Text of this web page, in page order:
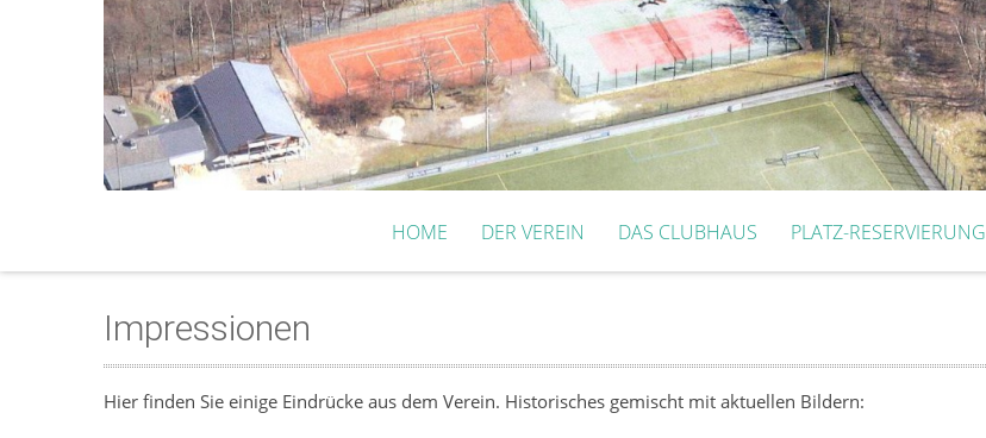
HOME DER VEREIN DAS CLUBHAUS PLATZ-RESERVIERUNG
Impressionen
Hier finden Sie einige Eindrücke aus dem Verein. Historisches gemischt mit aktuellen Bildern: